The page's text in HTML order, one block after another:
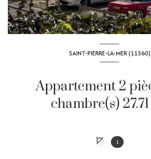
SAINT-PIERRE-LA-MER (11560)
Appartement 2 pièce(s) 1
1